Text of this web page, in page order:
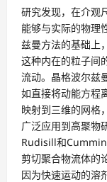
研究发现，在介观
能够与实际的物理
兹曼方法的基础上
这种内在的粒子间
流动。晶格波尔兹
如直接将动能方程
映射到三维的网格
广泛应用到高聚物
Rudisill和
剪切聚合物流体的
因为快速运动的溶